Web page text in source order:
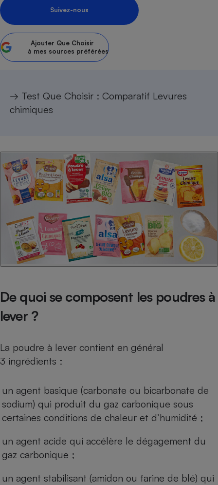
Suivez-nous
Ajouter Que Choisir
à mes sources préférées
→ Test Que Choisir : Comparatif Levures
chimiques
De quoi se composent les poudres à
lever ?
La poudre à lever contient en général
3 ingrédients :
un agent basique (carbonate ou bicarbonate de
sodium) qui produit du gaz carbonique sous
certaines conditions de chaleur et d’humidité ;
un agent acide qui accélère le dégagement du
gaz carbonique ;
un agent stabilisant (amidon ou farine de blé) qui
Petit électroménager -
Plaque de cuisson à
induction
Climatiseur -
Téléphone mobile -
Smartphone
Matelas
Radiateur électrique
Climatiseur -
Ventilateur